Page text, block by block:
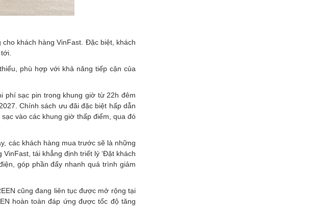
khách hàng VinFast. Đặc biệt, khách
phù hợp với khả năng tiếp cận của
phí sạc pin trong khung giờ từ 22h đêm
Chính sách ưu đãi đặc biệt hấp dẫn
vào các khung giờ thấp điểm, qua đó
các khách hàng mua trước sẽ là những
tái khẳng định triết lý ‘Đặt khách
góp phần đẩy nhanh quá trình giảm
cũng đang liên tục được mở rộng tại
hoàn toàn đáp ứng được tốc độ tăng